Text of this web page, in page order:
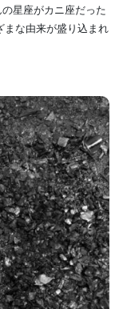
星座がカニ座だった
まな由来が盛り込まれ